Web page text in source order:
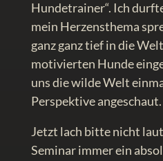
Hundetrainer“. Ich
mein Herzensthema
ganz ganz tief in die
motivierten Hunde
uns die wilde Welt
Perspektive angeschaut.
Jetzt lach bitte nicht
Seminar immer ein